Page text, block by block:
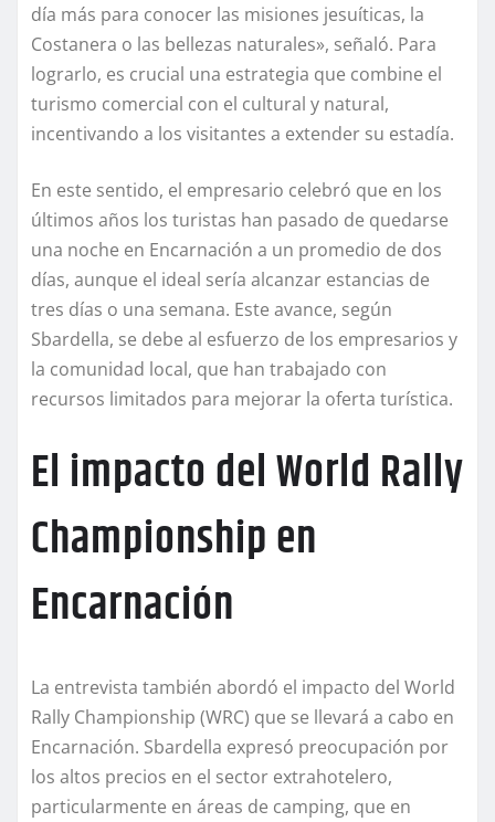
día más para conocer las misiones jesuíticas, la
Costanera o las bellezas naturales», señaló. Para
lograrlo, es crucial una estrategia que combine el
turismo comercial con el cultural y natural,
incentivando a los visitantes a extender su estadía.
En este sentido, el empresario celebró que en los
últimos años los turistas han pasado de quedarse
una noche en Encarnación a un promedio de dos
días, aunque el ideal sería alcanzar estancias de
tres días o una semana. Este avance, según
Sbardella, se debe al esfuerzo de los empresarios y
la comunidad local, que han trabajado con
recursos limitados para mejorar la oferta turística.
El impacto del World Rally
Championship en
Encarnación
La entrevista también abordó el impacto del World
Rally Championship (WRC) que se llevará a cabo en
Encarnación. Sbardella expresó preocupación por
los altos precios en el sector extrahotelero,
particularmente en áreas de camping, que en